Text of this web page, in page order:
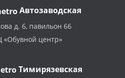
Автозаводская
д. 6, павильон 66
«Обувной центр»
Тимирязевская